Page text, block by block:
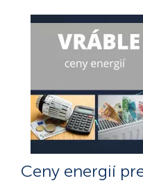
Ceny energií